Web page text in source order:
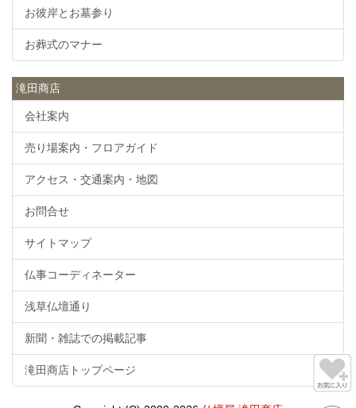
お彼岸とお墓参り
お葬式のマナー
滝田商店
会社案内
売り場案内・フロアガイド
アクセス・交通案内・地図
お問合せ
サイトマップ
仏事コーディネーター
浅草仏壇通り
新聞・雑誌での掲載記事
滝田商店トップページ